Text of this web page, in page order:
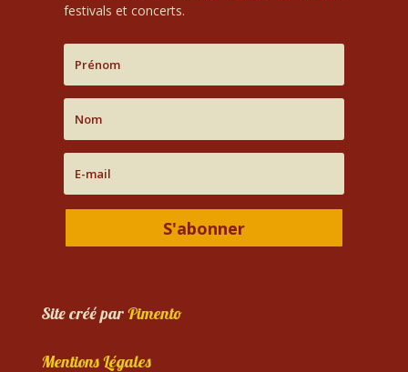
festivals et concerts.
S'abonner
Site créé parPimento
Mentions Légales